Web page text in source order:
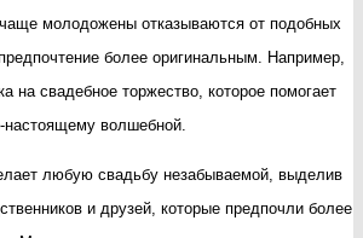
молодожены отказываются от подобных
более оригинальным. Например,
на свадебное торжество, которое помогает
волшебной.
любую свадьбу незабываемой, выделив
и друзей, которые предпочли более